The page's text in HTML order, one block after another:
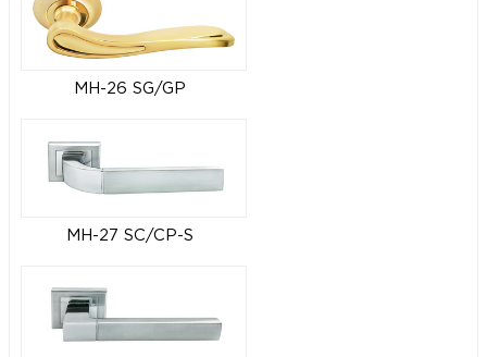
MH-26 SG/GP
MH-27 SC/CP-S